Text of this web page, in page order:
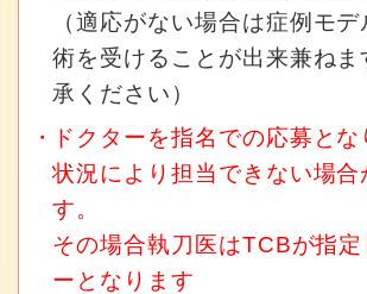
（適応がない場合は症例モ
術を受けることが出来兼ねま
承ください）
ドクターを指名での応募とな
状況により担当できない場合
す。
その場合執刀医はTCBが指定
ーとなります